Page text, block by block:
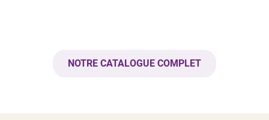
NOTRE CATALOGUE COMPLET